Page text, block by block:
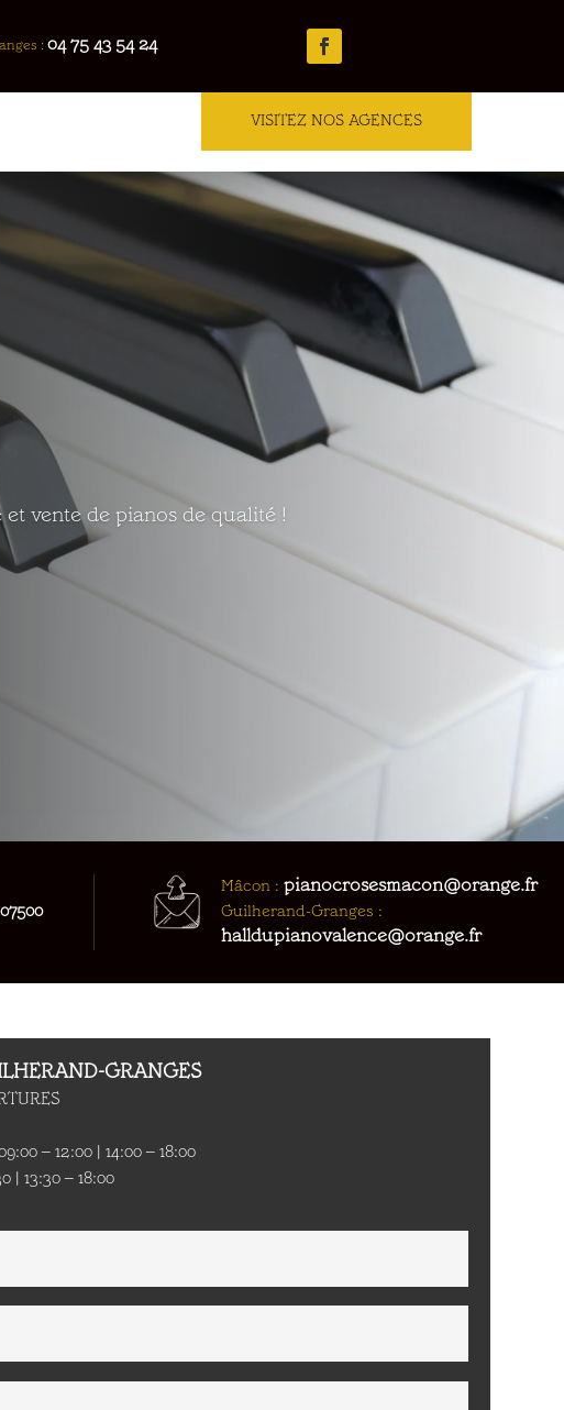
: 04 75 43 54 24
VISITEZ NOS AGENCES
vente de pianos de qualité !
Mâcon :pianocrosesmacon@orange.fr
Guilherand-Granges :
halldupianovalence@orange.fr
GRANGES
– 12:00 | 14:00 – 18:00
| 13:30 – 18:00